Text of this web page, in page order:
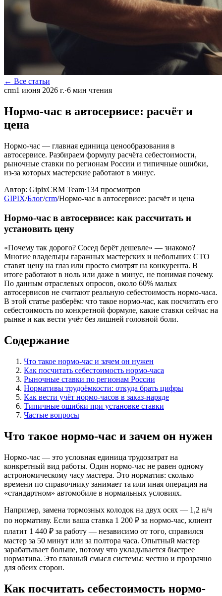
← Все статьи
crm1 июня 2026 г.·6 мин чтения
Нормо-час в автосервисе: расчёт и
цена
Нормо-час — главная единица ценообразования в
автосервисе. Разбираем формулу расчёта себестоимости,
рыночные ставки по регионам России и типичные ошибки,
из-за которых мастерские работают в минус.
Автор: GipixCRM Team·134 просмотров
GIPIX/Блог/crm/Нормо-час в автосервисе: расчёт и цена
Нормо-час в автосервисе: как рассчитать и
установить цену
«Почему так дорого? Сосед берёт дешевле» — знакомо?
Многие владельцы гаражных мастерских и небольших СТО
ставят цену на глаз или просто смотрят на конкурента. В
итоге работают в ноль или даже в минус, не понимая почему.
По данным отраслевых опросов, около 60% малых
автосервисов не считают реальную себестоимость нормо-часа.
В этой статье разберём: что такое нормо-час, как посчитать его
себестоимость по конкретной формуле, какие ставки сейчас на
рынке и как вести учёт без лишней головной боли.
Содержание
Что такое нормо-час и зачем он нужен
Как посчитать себестоимость нормо-часа
Рыночные ставки по регионам России
Нормативы трудоёмкости: откуда брать цифры
Как вести учёт нормо-часов в заказ-наряде
Типичные ошибки при установке ставки
Частые вопросы
Что такое нормо-час и зачем он нужен
Нормо-час — это условная единица трудозатрат на
конкретный вид работы. Один нормо-час не равен одному
астрономическому часу мастера. Это норматив: сколько
времени по справочнику занимает та или иная операция на
«стандартном» автомобиле в нормальных условиях.
Например, замена тормозных колодок на двух осях — 1,2 н/ч
по нормативу. Если ваша ставка 1 200 ₽ за нормо-час, клиент
платит 1 440 ₽ за работу — независимо от того, справился
мастер за 50 минут или за полтора часа. Опытный мастер
зарабатывает больше, потому что укладывается быстрее
норматива. Это главный смысл системы: честно и прозрачно
для обеих сторон.
Как посчитать себестоимость нормо-